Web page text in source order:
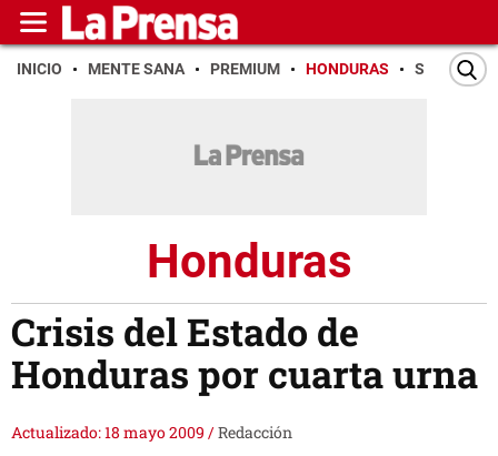
INICIO MENTE SANA PREMIUM HONDURAS SAN PEDRO
Honduras
Crisis del Estado de
Honduras por cuarta urna
Actualizado: 18 mayo 2009 /Redacción